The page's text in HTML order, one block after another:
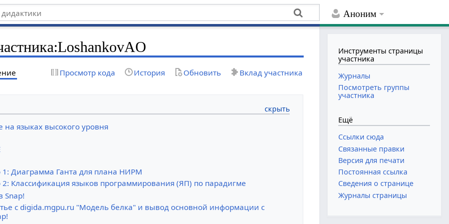
Аноним
:LoshankovAO
Просмотр кода История Обновить Вклад участника
языках высокого уровня
Диаграмма Ганта для плана НИРМ
Классификация языков программирования (ЯП) по парадигме
Snap!
с digida.mgpu.ru "Модель белка" и вывод основной информации с
Инструменты страницы
участника
Журналы
Посмотреть группы
участника
Ещё
Ссылки сюда
Связанные правки
Версия для печати
Постоянная ссылка
Сведения о странице
Журналы страницы